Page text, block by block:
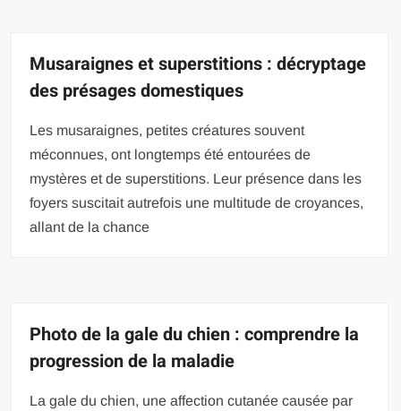
Musaraignes et superstitions : décryptage
des présages domestiques
Les musaraignes, petites créatures souvent
méconnues, ont longtemps été entourées de
mystères et de superstitions. Leur présence dans les
foyers suscitait autrefois une multitude de croyances,
allant de la chance
Photo de la gale du chien : comprendre la
progression de la maladie
La gale du chien, une affection cutanée causée par